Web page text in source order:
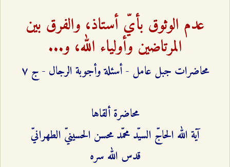
عدم الوثوق بأيّ أستاذ، والفرق بين
المرتاضين وأولياء الله، و...
محاضرات جبل عامل - أسئلة وأجوبة الرجال - ج ۷
محاضرة ألقاها
آية الله الحاجّ السيّد محمّد محسن الحسينيّ الطهرانيّ
قدس الله سره